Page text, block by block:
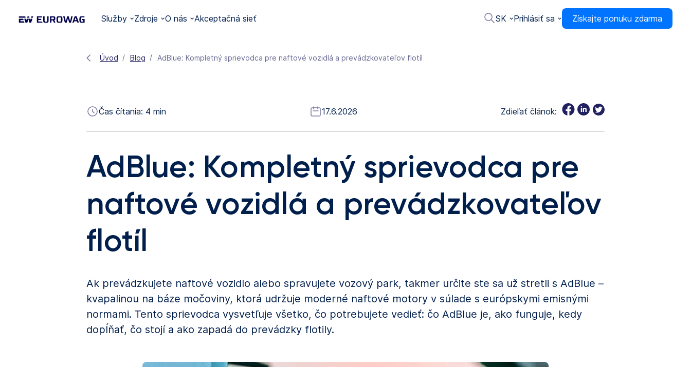
Služby Zdroje O nás Akceptačná sieť SK Prihlásiť sa Získajte ponuku zdarma
Úvod Blog AdBlue: Kompletný sprievodca pre naftové vozidlá a prevádzkovateľov flotíl
Čas čítania: 4 min 17.6.2026 Zdieľať článok:
AdBlue: Kompletný sprievodca pre
naftové vozidlá a prevádzkovateľov
flotíl
Ak prevádzkujete naftové vozidlo alebo spravujete vozový park, takmer určite ste sa už stretli s AdBlue –
kvapalinou na báze močoviny, ktorá udržuje moderné naftové motory v súlade s európskymi emisnými
normami. Tento sprievodca vysvetľuje všetko, čo potrebujete vedieť: čo AdBlue je, ako funguje, kedy
dopĺňať, čo stojí a ako zapadá do prevádzky flotily.